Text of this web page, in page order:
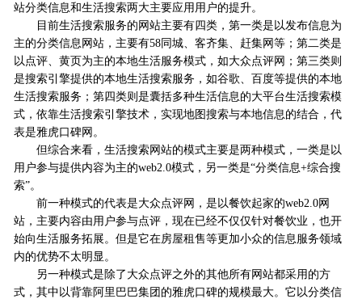
站分类信息和生活搜索两大主要应用用户的提升。
目前生活搜索服务的网站主要有四类，第一类是以发布信息为
主的分类信息网站，主要有58同城、客齐集、赶集网等；第二类是
以点评、黄页为主的本地生活服务模式，如大众点评网；第三类则
是搜索引擎提供的本地生活搜索服务，如谷歌、百度等提供的本地
生活搜索服务；第四类则是囊括多种生活信息的大平台生活搜索模
式，依靠生活搜索引擎技术，实现地图搜索与本地信息的结合，代
表是雅虎口碑网。
但综合来看，生活搜索网站的模式主要是两种模式，一类是以
用户参与提供内容为主的web2.0模式，另一类是“分类信息+综合搜
索”。
前一种模式的代表是大众点评网，是以餐饮起家的web2.0网
站，主要内容由用户参与点评，现在已经不仅仅针对餐饮业，也开
始向生活服务拓展。但是它在房屋租售等更加小众的信息服务领域
内的优势不太明显。
另一种模式是除了大众点评之外的其他所有网站都采用的方
式，其中以背靠阿里巴巴集团的雅虎口碑的规模最大。它以分类信